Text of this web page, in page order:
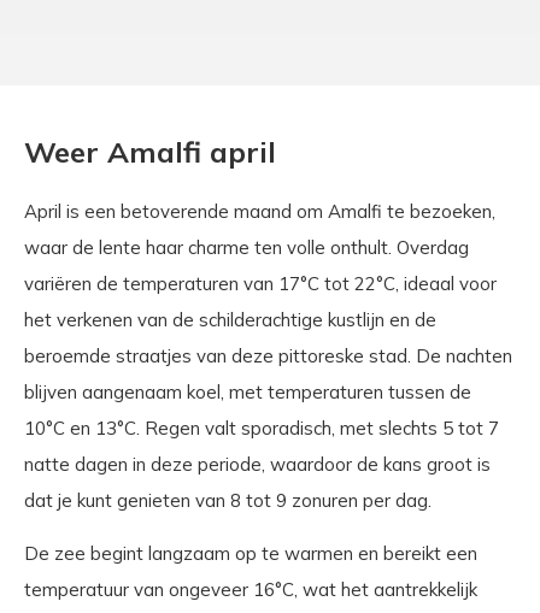
Weer Amalfi april
April is een betoverende maand om Amalfi te bezoeken,
waar de lente haar charme ten volle onthult. Overdag
variëren de temperaturen van 17°C tot 22°C, ideaal voor
het verkenen van de schilderachtige kustlijn en de
beroemde straatjes van deze pittoreske stad. De nachten
blijven aangenaam koel, met temperaturen tussen de
10°C en 13°C. Regen valt sporadisch, met slechts 5 tot 7
natte dagen in deze periode, waardoor de kans groot is
dat je kunt genieten van 8 tot 9 zonuren per dag.
De zee begint langzaam op te warmen en bereikt een
temperatuur van ongeveer 16°C, wat het aantrekkelijk